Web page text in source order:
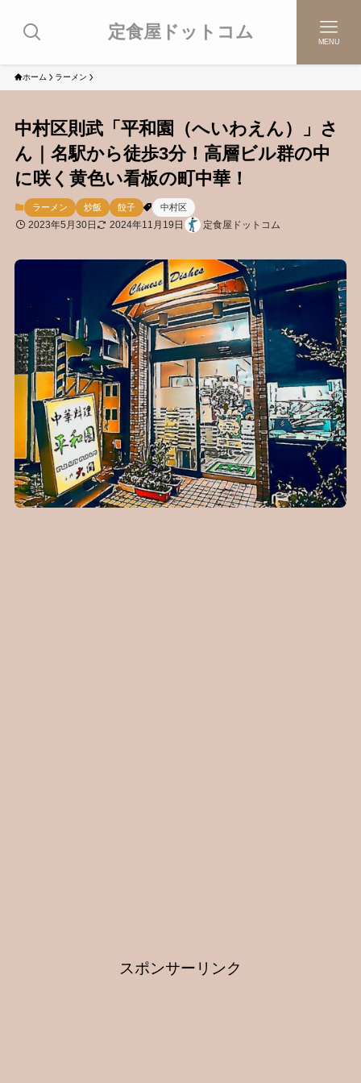
定食屋ドットコム MENU
ホーム ラーメン
中村区則武「平和園（へいわえん）」さ
ん｜名駅から徒歩3分！高層ビル群の中
に咲く黄色い看板の町中華！
ラーメン 炒飯 餃子 中村区
2023年5月30日 2024年11月19日 定食屋ドットコム
スポンサーリンク